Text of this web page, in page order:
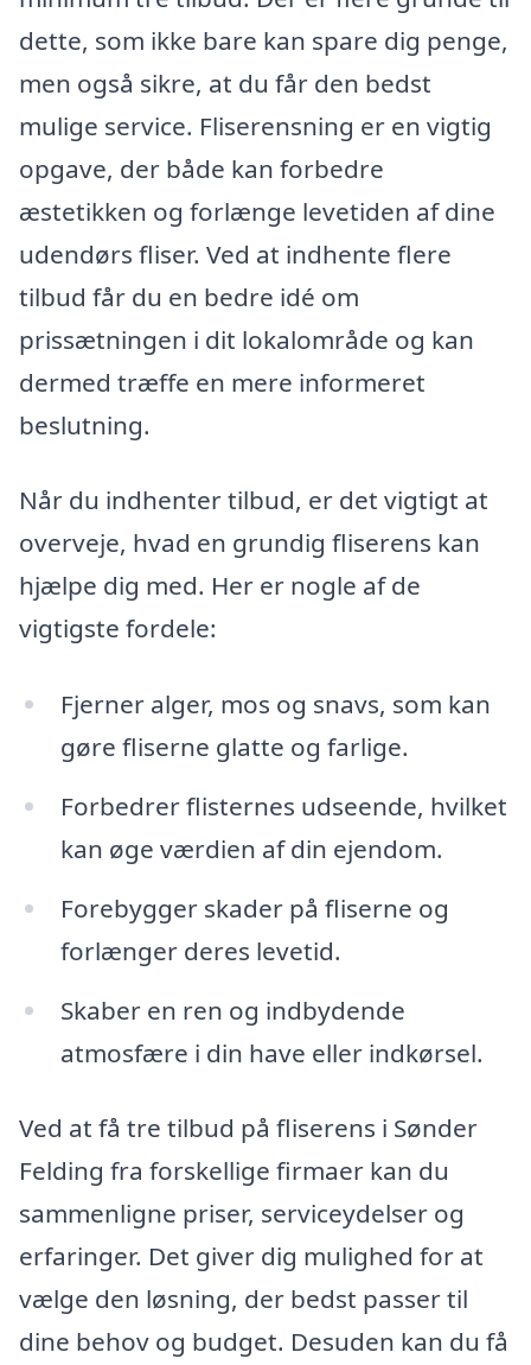
dette, som ikke bare kan spare dig penge,
men også sikre, at du får den bedst
mulige service. Fliserensning er en vigtig
opgave, der både kan forbedre
æstetikken og forlænge levetiden af dine
udendørs fliser. Ved at indhente flere
tilbud får du en bedre idé om
prissætningen i dit lokalområde og kan
dermed træffe en mere informeret
beslutning.
Når du indhenter tilbud, er det vigtigt at
overveje, hvad en grundig fliserens kan
hjælpe dig med. Her er nogle af de
vigtigste fordele:
Fjerner alger, mos og snavs, som kan
gøre fliserne glatte og farlige.
Forbedrer flisternes udseende, hvilket
kan øge værdien af din ejendom.
Forebygger skader på fliserne og
forlænger deres levetid.
Skaber en ren og indbydende
atmosfære i din have eller indkørsel.
Ved at få tre tilbud på fliserens i Sønder
Felding fra forskellige firmaer kan du
sammenligne priser, serviceydelser og
erfaringer. Det giver dig mulighed for at
vælge den løsning, der bedst passer til
dine behov og budget. Desuden kan du få